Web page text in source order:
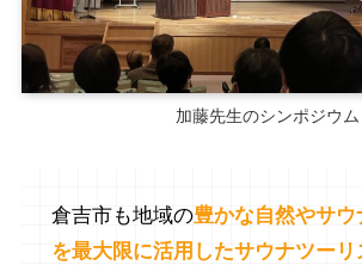
加藤先生のシンポジウム
倉吉市も地域の豊かな自然やサ
を最大限に活用したサウナツーリ